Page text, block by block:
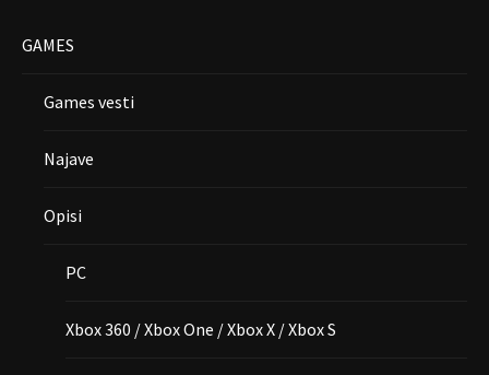
GAMES
Games vesti
Najave
Opisi
PC
Xbox 360 / Xbox One / Xbox X / Xbox S